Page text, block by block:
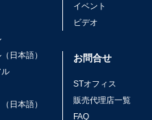
日本語）
日本語）
イベント
ビデオ
お問合せ
STオフィス
販売代理店一覧
FAQ